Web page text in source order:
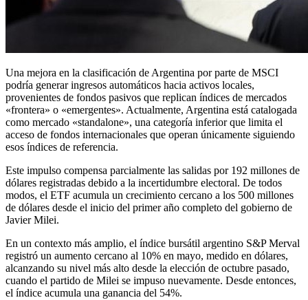
Una mejora en la clasificación de Argentina por parte de MSCI
podría generar ingresos automáticos hacia activos locales,
provenientes de fondos pasivos que replican índices de mercados
«frontera» o «emergentes». Actualmente, Argentina está catalogada
como mercado «standalone», una categoría inferior que limita el
acceso de fondos internacionales que operan únicamente siguiendo
esos índices de referencia.
Este impulso compensa parcialmente las salidas por 192 millones de
dólares registradas debido a la incertidumbre electoral. De todos
modos, el ETF acumula un crecimiento cercano a los 500 millones
de dólares desde el inicio del primer año completo del gobierno de
Javier Milei.
En un contexto más amplio, el índice bursátil argentino S&P Merval
registró un aumento cercano al 10% en mayo, medido en dólares,
alcanzando su nivel más alto desde la elección de octubre pasado,
cuando el partido de Milei se impuso nuevamente. Desde entonces,
el índice acumula una ganancia del 54%.